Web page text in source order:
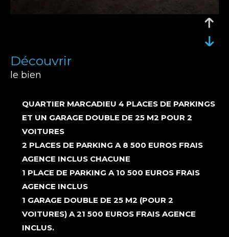
découvrir
le bien
QUARTIER MARCADIEU 4 PLACES DE PARKINGS
ET UN GARAGE DOUBLE DE 25 M2 POUR 2
VOITURES
2 PLACES DE PARKING A 8 500 EUROS FRAIS
AGENCE INCLUS CHACUNE
1 PLACE DE PARKING A 10 500 EUROS FRAIS
AGENCE INCLUS
1 GARAGE DOUBLE DE 25 M2 (POUR 2
VOITURES) A 21 500 EUROS FRAIS AGENCE
INCLUS.